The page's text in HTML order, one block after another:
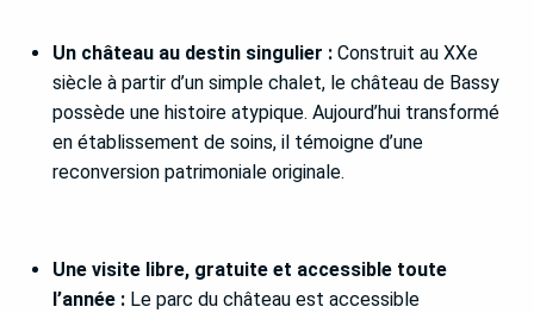
Un château au destin singulier : Construit au XXe
siècle à partir d’un simple chalet, le château de Bassy
possède une histoire atypique. Aujourd’hui transformé
en établissement de soins, il témoigne d’une
reconversion patrimoniale originale.
Une visite libre, gratuite et accessible toute
l’année : Le parc du château est accessible